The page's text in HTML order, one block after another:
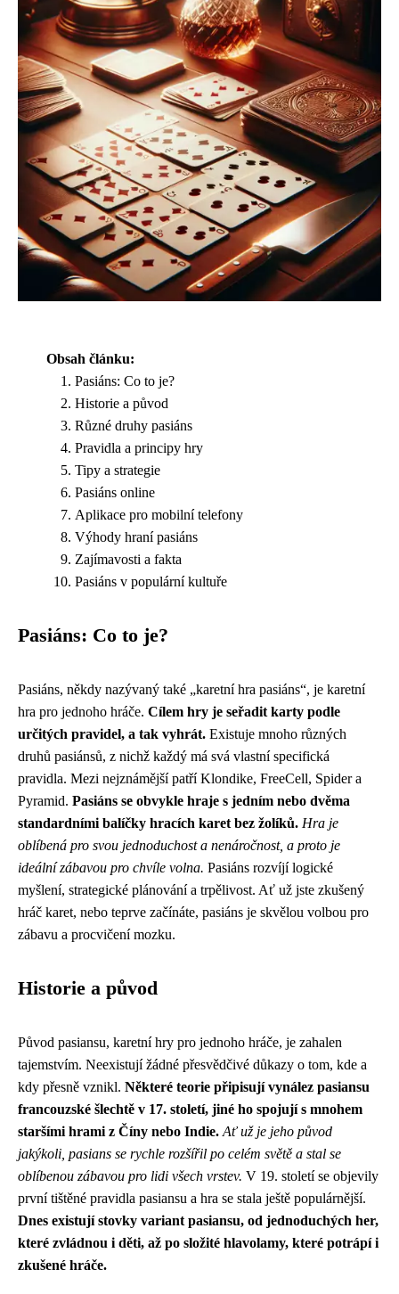
Obsah článku:
Pasiáns: Co to je?
Historie a původ
Různé druhy pasiáns
Pravidla a principy hry
Tipy a strategie
Pasiáns online
Aplikace pro mobilní telefony
Výhody hraní pasiáns
Zajímavosti a fakta
Pasiáns v populární kultuře
Pasiáns: Co to je?
Pasiáns, někdy nazývaný také „karetní hra pasiáns“, je karetní
hra pro jednoho hráče. Cílem hry je seřadit karty podle
určitých pravidel, a tak vyhrát. Existuje mnoho různých
druhů pasiánsů, z nichž každý má svá vlastní specifická
pravidla. Mezi nejznámější patří Klondike, FreeCell, Spider a
Pyramid. Pasiáns se obvykle hraje s jedním nebo dvěma
standardními balíčky hracích karet bez žolíků. Hra je
oblíbená pro svou jednoduchost a nenáročnost, a proto je
ideální zábavou pro chvíle volna. Pasiáns rozvíjí logické
myšlení, strategické plánování a trpělivost. Ať už jste zkušený
hráč karet, nebo teprve začínáte, pasiáns je skvělou volbou pro
zábavu a procvičení mozku.
Historie a původ
Původ pasiansu, karetní hry pro jednoho hráče, je zahalen
tajemstvím. Neexistují žádné přesvědčivé důkazy o tom, kde a
kdy přesně vznikl. Některé teorie připisují vynález pasiansu
francouzské šlechtě v 17. století, jiné ho spojují s mnohem
staršími hrami z Číny nebo Indie. Ať už je jeho původ
jakýkoli, pasians se rychle rozšířil po celém světě a stal se
oblíbenou zábavou pro lidi všech vrstev. V 19. století se objevily
první tištěné pravidla pasiansu a hra se stala ještě populárnější.
Dnes existují stovky variant pasiansu, od jednoduchých her,
které zvládnou i děti, až po složité hlavolamy, které potrápí i
zkušené hráče.